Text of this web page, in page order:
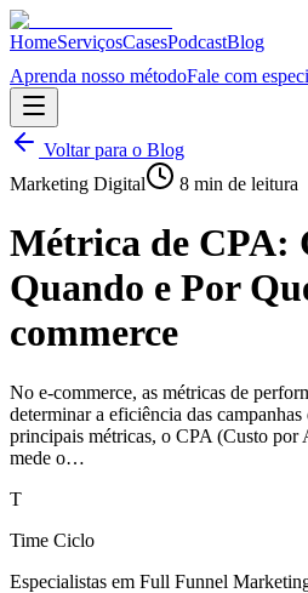
HomeServiçosCasesPodcastBlog
Aprenda nosso métodoFale com
Voltar para o Blog
Marketing Digital
8 min de leitura
Métrica de CPA:
Quando e Por
commerce
No e-commerce, as métricas de
determinar a eficiência das
principais métricas, o CPA (Custo por
mede o…
T
Time Ciclo
Especialistas em Full Funnel